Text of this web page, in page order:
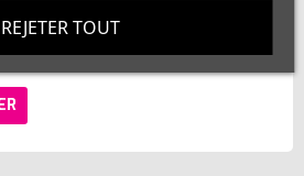
blanc variable 120LED/m
RF 220V
REJETER TOUT